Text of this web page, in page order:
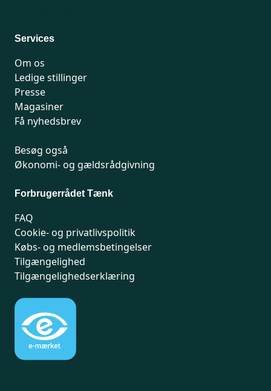
Services
Om os
Ledige stillinger
Presse
Magasiner
Få nyhedsbrev
Besøg også
Økonomi- og gældsrådgivning
Forbrugerrådet Tænk
FAQ
Cookie- og privatlivspolitik
Købs- og medlemsbetingelser
Tilgængelighed
Tilgængelighedserklæring